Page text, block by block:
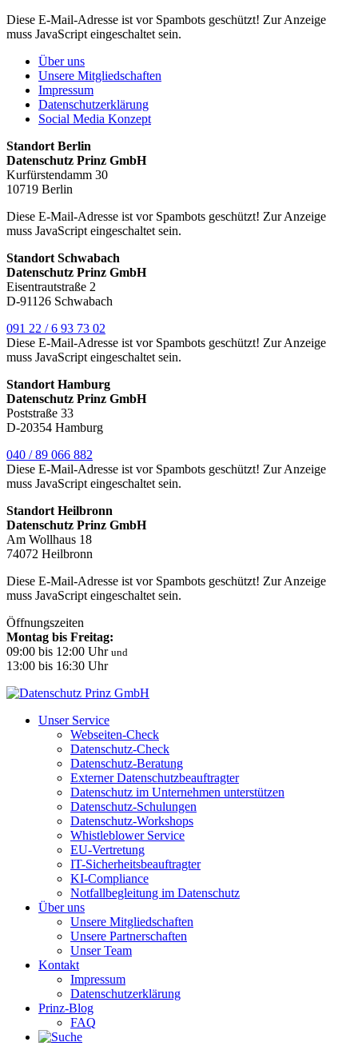
Diese E-Mail-Adresse ist vor Spambots geschützt! Zur Anzeige
muss JavaScript eingeschaltet sein.
Über uns
Unsere Mitgliedschaften
Impressum
Datenschutzerklärung
Social Media Konzept
Standort Berlin
Datenschutz Prinz GmbH
Kurfürstendamm 30
10719 Berlin
Diese E-Mail-Adresse ist vor Spambots geschützt! Zur Anzeige
muss JavaScript eingeschaltet sein.
Standort Schwabach
Datenschutz Prinz GmbH
Eisentrautstraße 2
D-91126 Schwabach
091 22 / 6 93 73 02
Diese E-Mail-Adresse ist vor Spambots geschützt! Zur Anzeige
muss JavaScript eingeschaltet sein.
Standort Hamburg
Datenschutz Prinz GmbH
Poststraße 33
D-20354 Hamburg
040 / 89 066 882
Diese E-Mail-Adresse ist vor Spambots geschützt! Zur Anzeige
muss JavaScript eingeschaltet sein.
Standort Heilbronn
Datenschutz Prinz GmbH
Am Wollhaus 18
74072 Heilbronn
Diese E-Mail-Adresse ist vor Spambots geschützt! Zur Anzeige
muss JavaScript eingeschaltet sein.
Öffnungszeiten
Montag bis Freitag:
09:00 bis 12:00 Uhr und
13:00 bis 16:30 Uhr
Unser Service
Webseiten-Check
Datenschutz-Check
Datenschutz-Beratung
Externer Datenschutzbeauftragter
Datenschutz im Unternehmen unterstützen
Datenschutz-Schulungen
Datenschutz-Workshops
Whistleblower Service
EU-Vertretung
IT-Sicherheitsbeauftragter
KI-Compliance
Notfallbegleitung im Datenschutz
Über uns
Unsere Mitgliedschaften
Unsere Partnerschaften
Unser Team
Kontakt
Impressum
Datenschutzerklärung
Prinz-Blog
FAQ